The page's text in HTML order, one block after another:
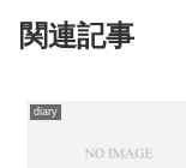
関連記事
diary